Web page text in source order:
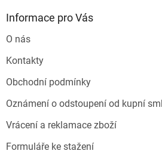
Informace pro Vás
O nás
Kontakty
Obchodní podmínky
Oznámení o odstoupení od kupní
Vrácení a reklamace zboží
Formuláře ke stažení